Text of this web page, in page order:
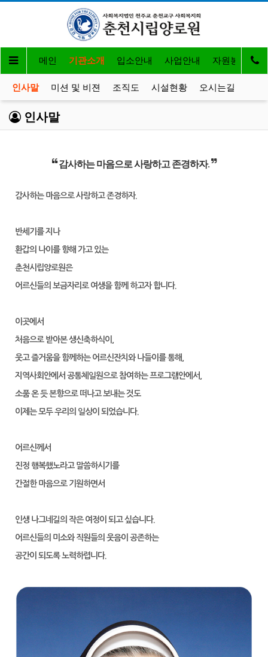
메인 기관소개 입소안내 사업안내 자원봉사 및
인사말 미션 및 비젼 조직도 시설현황 오시는길
인사말
감사하는 마음으로 사랑하고 존경하자.
감사하는 마음으로 사랑하고 존경하자.
반세기를 지나
환갑의 나이를 향해 가고 있는
춘천시립양로원은
어르신들의 보금자리로 여생을 함께 하고자 합니다.
이곳에서
처음으로 받아본 생신축하식이,
웃고 즐거움을 함께하는 어르신잔치와 나들이를 통해,
지역사회안에서 공통체일원으로 참여하는 프로그램안에서,
소품 온 듯 본향으로 떠나고 보내는 것도
이제는 모두 우리의 일상이 되었습니다.
어르신께서
진정 행복했노라고 말씀하시기를
간절한 마음으로 기원하면서
인생 나그네길의 작은 여정이 되고 싶습니다.
어르신들의 미소와 직원들의 웃음이 공존하는
공간이 되도록 노력하렵니다.